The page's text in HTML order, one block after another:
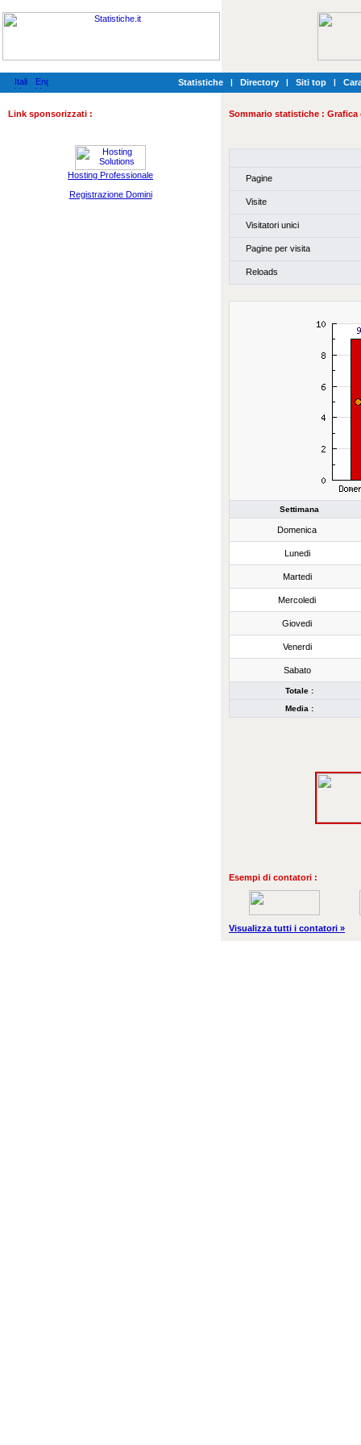
Statistiche | Directory | Siti top |
Link sponsorizzati :
Hosting Professionale
Registrazione Domini
Sommario statistiche :
Pagine
Visite
Visitatori unici
Pagine per visita
Reloads
Settimana
Domenica
Lunedi
Martedi
Mercoledi
Giovedi
Venerdi
Sabato
Totale :
Media :
Esempi di contatori :
Visualizza tutti i contatori »